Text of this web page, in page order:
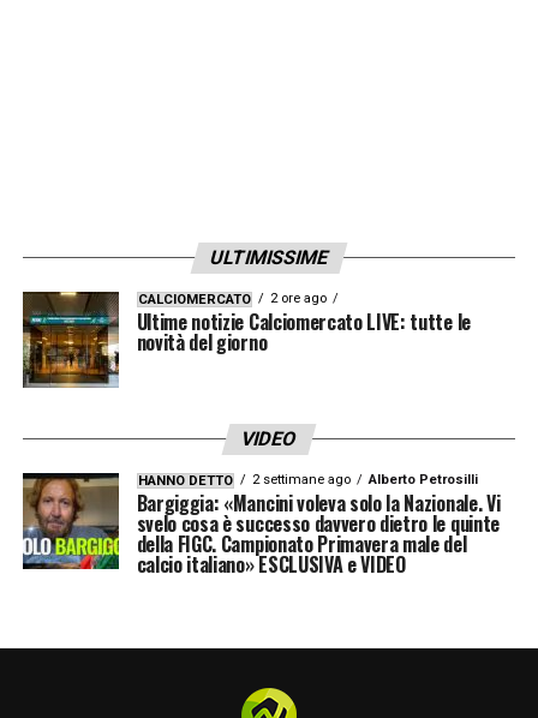
Ore 16.00 – Cagliari, Cragno positivo al
«IlCagliariCalcio comunica la
monitorato con attenzione dal suo rientro
dagli impegni con la Nazionale italiana, il
ULTIMISSIME
CALCIOMERCATO 2 ore ago
Ultime notizie Calciomercato LIVE: tutte le
novità del giorno
VIDEO
HANNO DETTO 2 settimane ago Alberto Petrosilli
Bargiggia: «Mancini voleva solo la Nazionale. Vi
svelo cosa è successo davvero dietro le quinte
della FIGC. Campionato Primavera male del
calcio italiano» ESCLUSIVA e VIDEO